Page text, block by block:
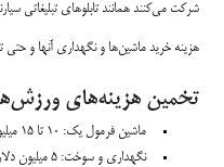
شرکت می‌کنند همانند تابلوهای تبلیغاتی
هزینه خرید ماشین‌ها و نگهداری آنها و حتی
تخمین هزینه‌های
ماشین فرمول یک: ۱۰ تا ۱۵ میلیون دلار.
نگهداری و سوخت: ۵ میلیون دلار در سال.